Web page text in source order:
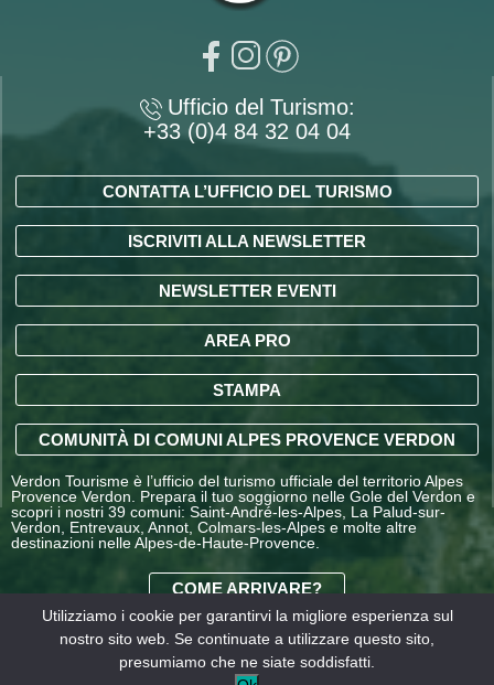
Ufficio del Turismo:
+33 (0)4 84 32 04 04
CONTATTA L’UFFICIO DEL TURISMO
ISCRIVITI ALLA NEWSLETTER
NEWSLETTER EVENTI
AREA PRO
STAMPA
COMUNITÀ DI COMUNI ALPES PROVENCE VERDON
Verdon Tourisme è l’ufficio del turismo ufficiale del territorio Alpes
Provence Verdon. Prepara il tuo soggiorno nelle Gole del Verdon e
scopri i nostri 39 comuni: Saint-André-les-Alpes, La Palud-sur-
Verdon, Entrevaux, Annot, Colmars-les-Alpes e molte altre
destinazioni nelle Alpes-de-Haute-Provence.
COME ARRIVARE?
CONDIZIONI GENERALI
DI VENDITA OFFICE DE
Utilizziamo i cookie per garantirvi la migliore esperienza sul
nostro sito web. Se continuate a utilizzare questo sito,
presumiamo che ne siate soddisfatti.